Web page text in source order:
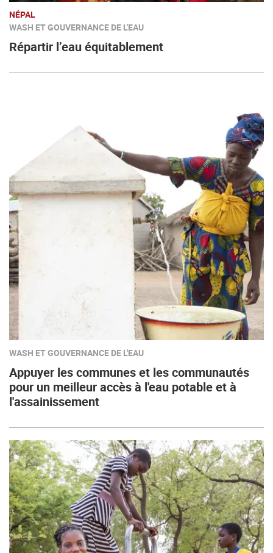
NÉPAL
WASH ET GOUVERNANCE DE L'EAU
Répartir l’eau équitablement
WASH ET GOUVERNANCE DE L'EAU
Appuyer les communes et les communautés
pour un meilleur accès à l'eau potable et à
l'assainissement